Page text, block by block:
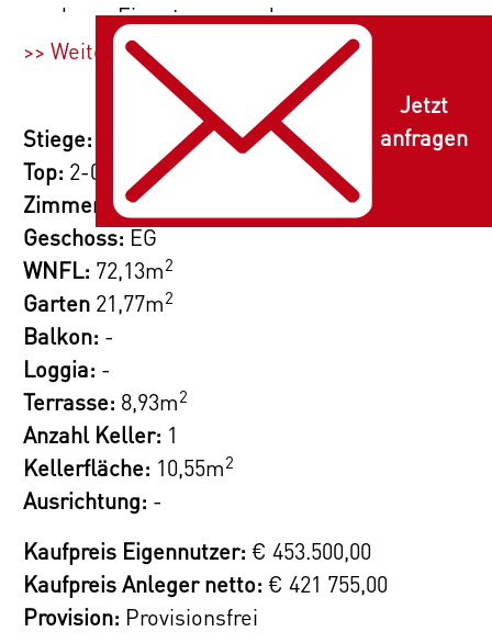
moderne Eigentums- und
Vorsorgewohnungen mit 2–4 Zimmern und
Wohnflächen von 39 bis 93 m², jeweils mit
einer privaten Freifläche – Balkon, Terrasse
oder Garten.
Für zusätzlichen Komfort sorgen 17
Tiefgaragenplätze. Alle Wohnungen werden
schlüsselfertig übergeben, inklusive
Sanitäreinrichtungen, Fliesen und
Parkettböden – so ist Ihr Einzug von Anfang
an bequem planbar.
Ob Single, Paar oder Familie – hier entsteht
ein Zuhause, das Komfort, Qualität und
Lebensfreude vereint.
ausgezeichnete Anbindung an das Wiener
Verkehrsnetz (S-Bahn, Straßenbahn und Bus)
sowie durch kurze Wege zu Nahversorgern.
>> Weiterlesen
Stiege:
Top: 2-01
Zimmer:
3
Geschoss: EG
WNFL: 72,13m2
Garten 21,77m2
Balkon: -
Loggia: -
Terrasse: 8,93m2
Anzahl Keller: 1
Kellerfläche: 10,55m2
Ausrichtung: -
Kaufpreis Eigennutzer: € 453.500,00
Kaufpreis Anleger netto: € 421 755,00
Provision: Provisionsfrei
Jetzt
anfragen